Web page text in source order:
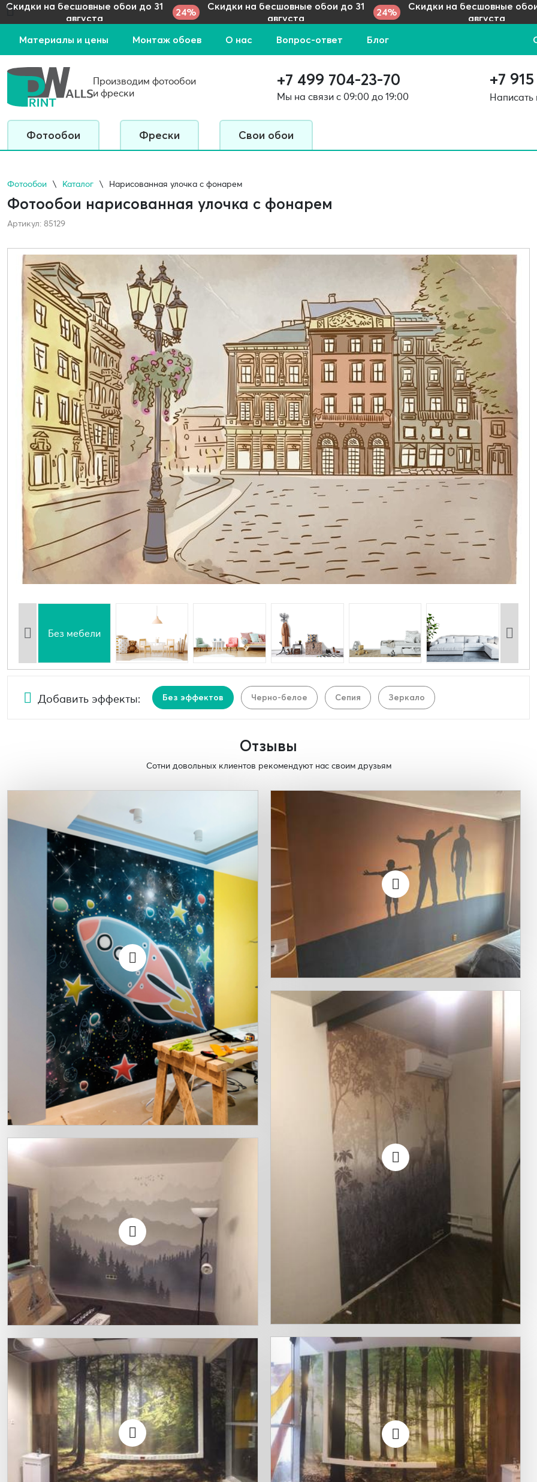
Скидки на бесшовные обои до 31
августа
24%
Скидки на бесшовные обои до 31
августа
24%
Скидки на бесшовные
августа
Материалы и цены Монтаж обоев О нас Вопрос-ответ Блог
Производим фотообои
и фрески
+7 499 704-23-70
Мы на связи с 09:00 до 19:00
+7
Написать
Фотообои Фрески Свои обои
Фотообои Каталог Нарисованная улочка с фонарем
Фотообои нарисованная улочка с фонарем
Артикул: 85129
Без мебели
Добавить эффекты: Без эффектов Черно-белое Сепия Зеркало
Отзывы
Сотни довольных клиентов рекомендуют нас своим друзьям